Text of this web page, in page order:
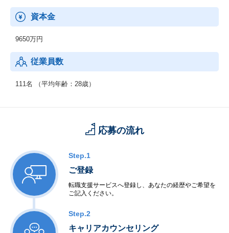
・売上・収益アップコンサル事業
資本金
9650万円
従業員数
111名 （平均年齢：28歳）
応募の流れ
Step.1
ご登録
転職支援サービスへ登録し、あなたの経歴やご希望を
ご記入ください。
Step.2
キャリアカウンセリング